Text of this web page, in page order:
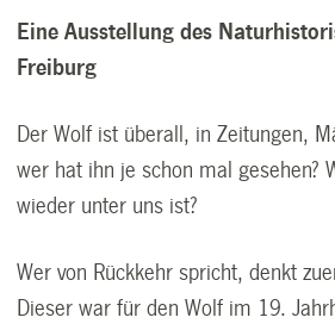
Eine Ausstellung des
Freiburg
Der Wolf ist überall, in Zeitungen,
wer hat ihn je schon mal gesehen?
wieder unter uns ist?
Wer von Rückkehr spricht, denkt
Dieser war für den Wolf im 19.